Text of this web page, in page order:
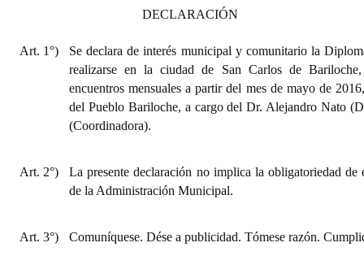
DECLARACIÓN
Art. 1°)
Se declara de interés municipal y comunitario la
realizarse en la ciudad de San Carlos de
encuentros mensuales a partir del mes de mayo de
del Pueblo Bariloche, a cargo del Dr. Alejandro Nato
(Coordinadora).
Art. 2°)
La presente declaración no implica la obligatoriedad de
de la Administración Municipal.
Art. 3°) Comuníquese. Dése a publicidad. Tómese razón.